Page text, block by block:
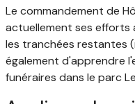
Le commandement de
actuellement ses efforts
les tranchées restantes
également d'apprendre
funéraires dans le parc